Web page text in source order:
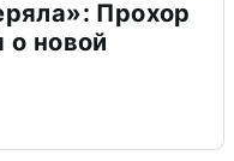
Прохор
о новой